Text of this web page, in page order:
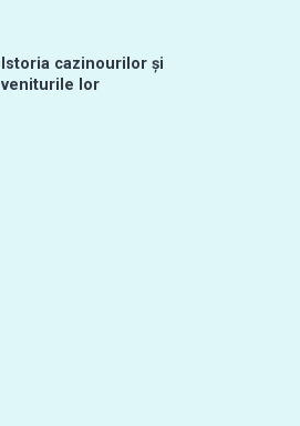
Istoria cazinourilor și
veniturile lor